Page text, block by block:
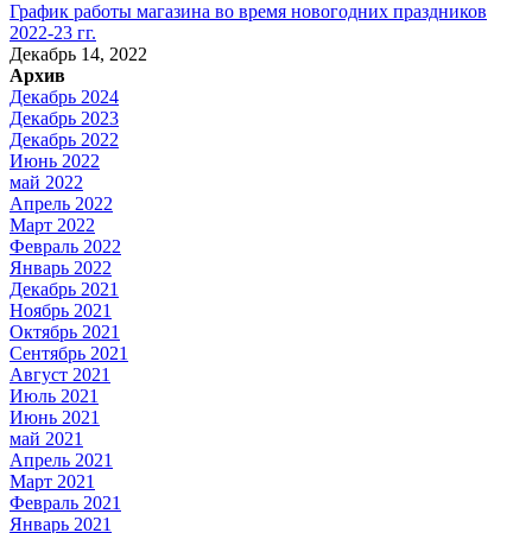
График работы магазина во время новогодних праздников
2022-23 гг.
Декабрь 14, 2022
Архив
Декабрь 2024
Декабрь 2023
Декабрь 2022
Июнь 2022
май 2022
Апрель 2022
Март 2022
Февраль 2022
Январь 2022
Декабрь 2021
Ноябрь 2021
Октябрь 2021
Сентябрь 2021
Август 2021
Июль 2021
Июнь 2021
май 2021
Апрель 2021
Март 2021
Февраль 2021
Январь 2021